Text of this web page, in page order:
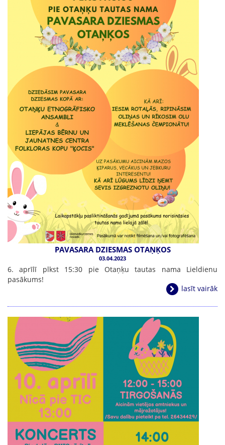
PAVASARA DZIESMAS OTAŅĶOS
03.04.2023
6. aprīlī plkst 15:30 pie Otaņķu tautas nama Lieldienu
pasākums!
lasīt vairāk